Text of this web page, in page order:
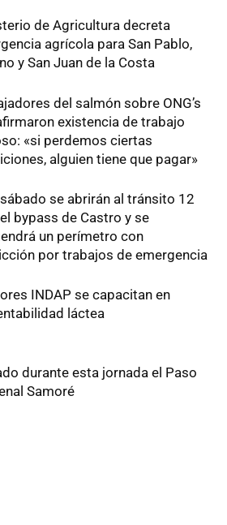
de Agricultura decreta
agrícola para San Pablo,
y San Juan de la Costa
del salmón sobre ONG’s
existencia de trabajo
«si perdemos ciertas
alguien tiene que pagar»
se abrirán al tránsito 12
bypass de Castro y se
un perímetro con
por trabajos de emergencia
INDAP se capacitan en
láctea
durante esta jornada el Paso
Samoré